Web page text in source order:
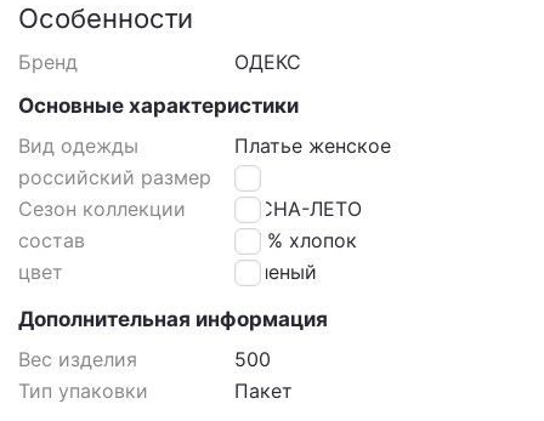
Особенности
Бренд
ОДЕКС
Основные характеристики
Вид одежды
Платье женское
российский размер
46
Сезон коллекции
ВЕСНА-ЛЕТО
состав
100% хлопок
цвет
Зеленый
Дополнительная информация
Вес изделия
500
Тип упаковки
Пакет